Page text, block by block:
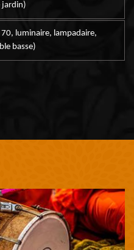
jardin)
luminaire, lampadaire,
basse)